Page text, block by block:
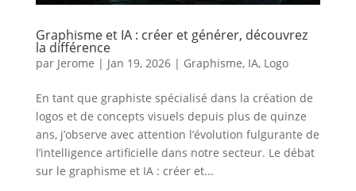
Graphisme et IA : créer et générer, découvrez
la différence
par Jerome | Jan 19, 2026| Graphisme, IA, Logo
En tant que graphiste spécialisé dans la création de
logos et de concepts visuels depuis plus de quinze
ans, j’observe avec attention l’évolution fulgurante de
l’intelligence artificielle dans notre secteur. Le débat
sur le graphisme et IA : créer et...